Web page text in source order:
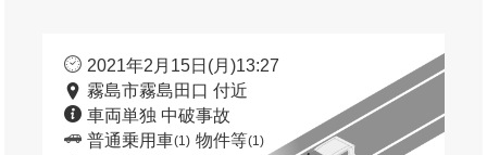
2021年2月15日(月)13:27
霧島市霧島田口 付近
車両単独 中破事故
普通乗用車(1) 物件等(1)